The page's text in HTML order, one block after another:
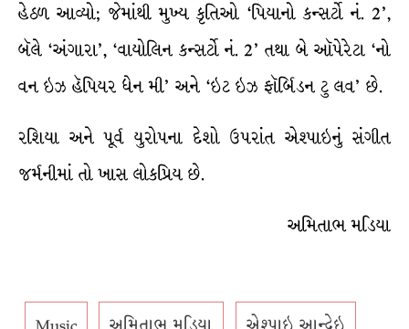
હેઠળ આવ્યો; જેમાંથી મુખ્ય કૃતિઓ ‘પિયાનો કન્સર્ટો નં. 2’,
બૅલે ‘અંગારા’, ‘વાયોલિન કન્સર્ટો નં. 2’ તથા બે ઑપેરેટા ‘નો
વન ઇઝ હૅપિયર ધેન મી’ અને ‘ઇટ ઇઝ ફૉર્બિડન ટુ લવ’ છે.
રશિયા અને પૂર્વ યુરોપના દેશો ઉપરાંત એશ્પાઇનું સંગીત
જર્મનીમાં તો ખાસ લોકપ્રિય છે.
અમિતાભ મડિયા